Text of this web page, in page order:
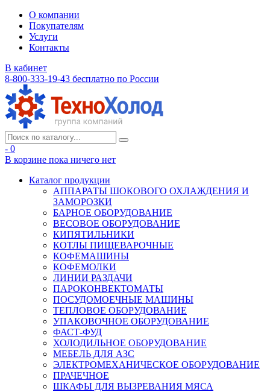
О компании
Покупателям
Услуги
Контакты
В кабинет
8-800-333-19-43 бесплатно по России
- 0
В корзине пока ничего нет
Каталог продукции
АППАРАТЫ ШОКОВОГО ОХЛАЖДЕНИЯ И
ЗАМОРОЗКИ
БАРНОЕ ОБОРУДОВАНИЕ
ВЕСОВОЕ ОБОРУДОВАНИЕ
КИПЯТИЛЬНИКИ
КОТЛЫ ПИЩЕВАРОЧНЫЕ
КОФЕМАШИНЫ
КОФЕМОЛКИ
ЛИНИИ РАЗДАЧИ
ПАРОКОНВЕКТОМАТЫ
ПОСУДОМОЕЧНЫЕ МАШИНЫ
ТЕПЛОВОЕ ОБОРУДОВАНИЕ
УПАКОВОЧНОЕ ОБОРУДОВАНИЕ
ФАСТ-ФУД
ХОЛОДИЛЬНОЕ ОБОРУДОВАНИЕ
МЕБЕЛЬ ДЛЯ АЗС
ЭЛЕКТРОМЕХАНИЧЕСКОЕ ОБОРУДОВАНИЕ
ПРАЧЕЧНОЕ
ШКАФЫ ДЛЯ ВЫЗРЕВАНИЯ МЯСА